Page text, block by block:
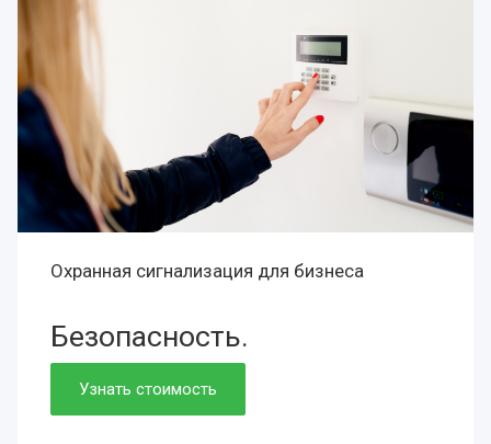
Охранная сигнализация для бизнеса
Безопасность.
Сохранность.Престиж.
Просто. Быстро. Доступно.
Нужно. Обязательно.
Узнать стоимость